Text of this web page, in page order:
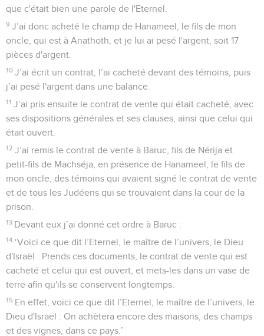
que c'était bien une parole de l'Eternel.
9 J’ai donc acheté le champ de Hanameel, le fils de mon
oncle, qui est à Anathoth, et je lui ai pesé l'argent, soit 17
pièces d'argent.
10 J’ai écrit un contrat, l’ai cacheté devant des témoins, puis
j’ai pesé l'argent dans une balance.
11 J’ai pris ensuite le contrat de vente qui était cacheté, avec
ses dispositions générales et ses clauses, ainsi que celui qui
était ouvert.
12 J’ai remis le contrat de vente à Baruc, fils de Nérija et
petit-fils de Machséja, en présence de Hanameel, le fils de
mon oncle, des témoins qui avaient signé le contrat de vente
et de tous les Judéens qui se trouvaient dans la cour de la
prison.
13 Devant eux j’ai donné cet ordre à Baruc :
14 ‘Voici ce que dit l’Eternel, le maître de l’univers, le Dieu
d'Israël : Prends ces documents, le contrat de vente qui est
cacheté et celui qui est ouvert, et mets-les dans un vase de
terre afin qu'ils se conservent longtemps.
15 En effet, voici ce que dit l’Eternel, le maître de l’univers, le
Dieu d'Israël : On achètera encore des maisons, des champs
et des vignes, dans ce pays.’